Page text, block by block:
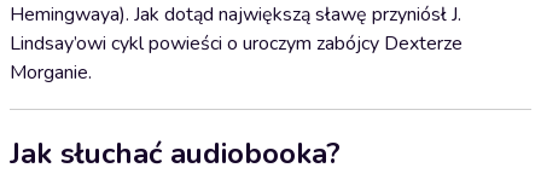
Hemingwaya). Jak dotąd największą sławę przyniósł J.
Lindsay’owi cykl powieści o uroczym zabójcy Dexterze
Morganie.
Jak słuchać audiobooka?